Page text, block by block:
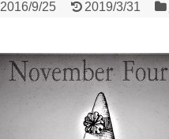
2016/9/25 2019/3/31